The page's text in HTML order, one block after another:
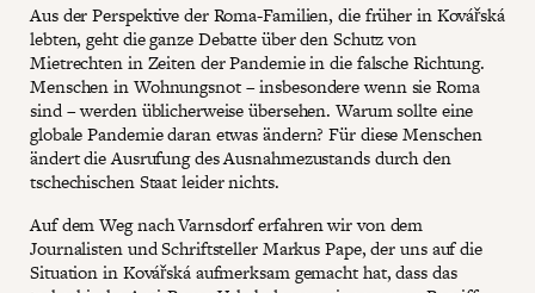
Aus der Perspektive der Roma-Familien, die früher in Kovářská
lebten, geht die ganze Debatte über den Schutz von
Mietrechten in Zeiten der Pandemie in die falsche Richtung.
Menschen in Wohnungsnot – insbesondere wenn sie Roma
sind – werden üblicherweise übersehen. Warum sollte eine
globale Pandemie daran etwas ändern? Für diese Menschen
ändert die Ausrufung des Ausnahmezustands durch den
tschechischen Staat leider nichts.
Auf dem Weg nach Varnsdorf erfahren wir von dem
Journalisten und Schriftsteller Markus Pape, der uns auf die
Situation in Kovářská aufmerksam gemacht hat, dass das